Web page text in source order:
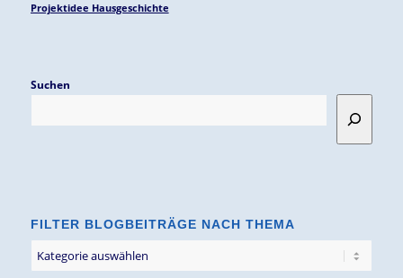
Projektidee Hausgeschichte
Suchen
FILTER BLOGBEITRÄGE NACH THEMA
Blogbeiträge